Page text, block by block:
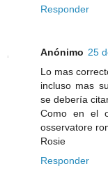
Responder
Anónimo 25
Lo mas
incluso mas
se debería
Como en el
osservatore
Rosie
Responder